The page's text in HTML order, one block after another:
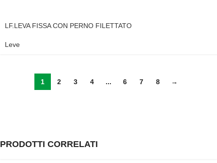
LF.LEVA FISSA CON PERNO FILETTATO
Leve
1 2 3 4 ... 6 7 8 →
PRODOTTI CORRELATI